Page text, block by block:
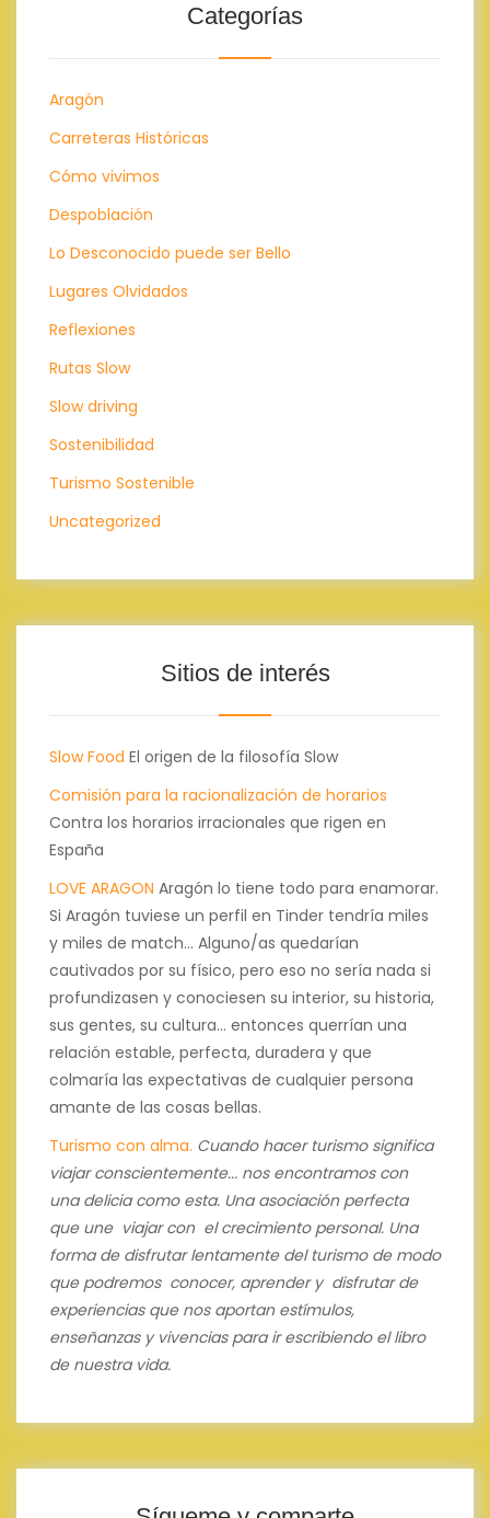
Categorías
Aragón
Carreteras Históricas
Cómo vivimos
Despoblación
Lo Desconocido puede ser Bello
Lugares Olvidados
Reflexiones
Rutas Slow
Slow driving
Sostenibilidad
Turismo Sostenible
Uncategorized
Sitios de interés
Slow Food El origen de la filosofía Slow
Comisión para la racionalización de horarios
Contra los horarios irracionales que rigen en
España
LOVE ARAGON Aragón lo tiene todo para enamorar.
Si Aragón tuviese un perfil en Tinder tendría miles
y miles de match... Alguno/as quedarían
cautivados por su físico, pero eso no sería nada si
profundizasen y conociesen su interior, su historia,
sus gentes, su cultura... entonces querrían una
relación estable, perfecta, duradera y que
colmaría las expectativas de cualquier persona
amante de las cosas bellas.
Turismo con alma. Cuando hacer turismo significa
viajar conscientemente... nos encontramos con
una delicia como esta. Una asociación perfecta
que une viajar con el crecimiento personal. Una
forma de disfrutar lentamente del turismo de modo
que podremos conocer, aprender y disfrutar de
experiencias que nos aportan estímulos,
enseñanzas y vivencias para ir escribiendo el libro
de nuestra vida.